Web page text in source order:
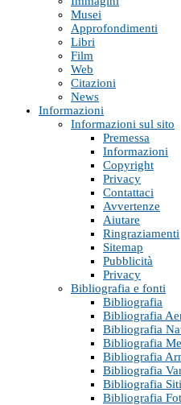
Musei
Approfondimenti
Libri
Film
Web
Citazioni
News
Informazioni
Informazioni sul sito
Premessa
Informazioni
Copyright
Privacy
Contattaci
Avvertenze
Aiutare
Ringraziamenti
Sitemap
Pubblicità
Privacy
Bibliografia e fonti
Bibliografia
Bibliografia
Bibliografia
Bibliografia
Bibliografia
Bibliografia
Bibliografia Siti
Bibliografia